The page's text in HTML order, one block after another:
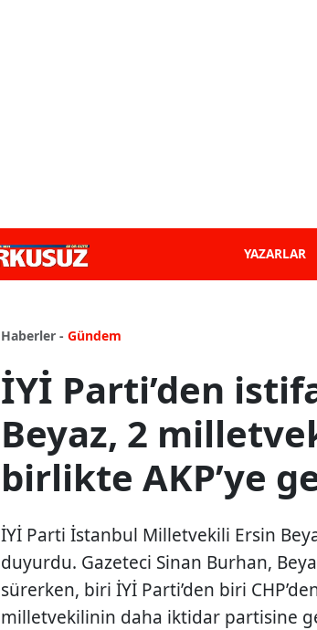
YAZARLAR
Haberler - Gündem
İYİ Parti’den
Beyaz, 2
birlikte AKP’ye
İYİ Parti İstanbul Milletvekili Ersin
duyurdu. Gazeteci Sinan Burhan,
sürerken, biri İYİ Parti’den biri
milletvekilinin daha iktidar partisine